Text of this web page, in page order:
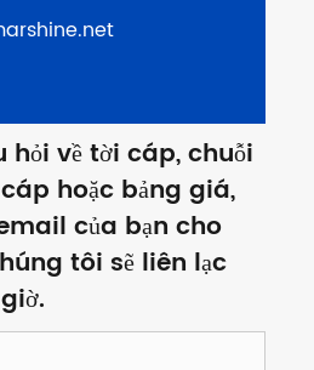
về tời cáp, chuỗi
hoặc bảng giá,
của bạn cho
tôi sẽ liên lạc